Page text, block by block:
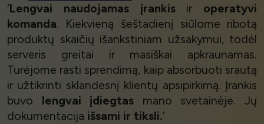
‘Lengvai naudojamas įrankisir operatyvi
komanda. Kiekvieną šeštadienį siūlome ribotą
produktų skaičių išankstiniam užsakymui, todėl
serveris greitai ir masiškai apkraunamas.
Turėjome rasti sprendimą, kaip absorbuoti srautą
ir užtikrinti sklandesnį klientų apsipirkimą. Įrankis
buvo lengvai įdiegtas mano svetainėje. Jų
dokumentacija išsami ir tiksli.’